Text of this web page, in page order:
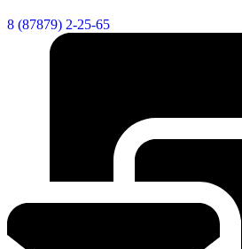
8 (87879) 2-25-65